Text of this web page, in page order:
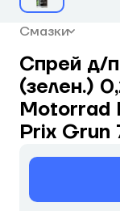
Смазки
Спрей д/
(зелен.)
Motorrad
Prix Grun